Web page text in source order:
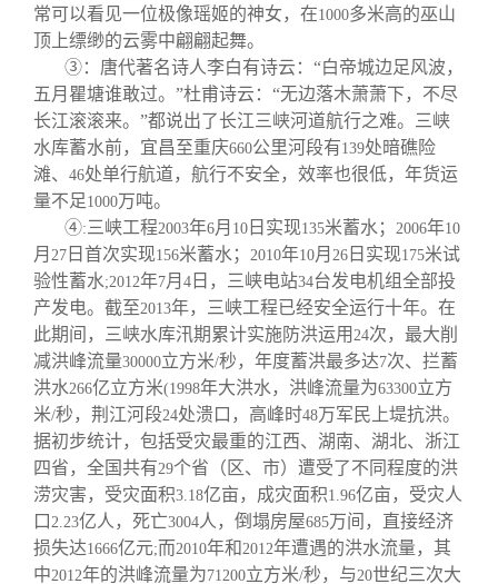
理事会名单
制度法规
常可以看见一位极像瑶姬的神女，在1000多米高的巫山
顶上缥缈的云雾中翩翩起舞。
③：唐代著名诗人李白有诗云：“白帝城边足风波，
五月瞿塘谁敢过。”杜甫诗云：“无边落木萧萧下，不尽
长江滚滚来。”都说出了长江三峡河道航行之难。三峡
水库蓄水前，宜昌至重庆660公里河段有139处暗礁险
滩、 46处单行航道，航行不安全，效率也很低，年货运
量不足 1000万吨。
④: 三峡工程2003年6月 10 日实现135米蓄水； 2006年10
月 27 日首次实现156米蓄水； 2010年10月 26 日实现175米试
验性蓄水;2012年7月 4 日，三峡电站34台发电机组全部投
产发电。截至2013年，三峡工程已经安全运行十年。在
此期间，三峡水库汛期累计实施防洪运用 24次，最大削
减洪峰流量30000立方米/秒，年度蓄洪最多达7次、拦蓄
洪水266亿立方米(1998年大洪水，洪峰流量为63300立方
米/秒，荆江河段24处溃口，高峰时48万军民上堤抗洪。
据初步统计，包括受灾最重的江西、湖南、湖北、浙江
四省，全国共有29个省（区、市）遭受了不同程度的洪
涝灾害，受灾面积3.18亿亩，成灾面积1.96亿亩，受灾人
口 2.23亿人，死亡3004人，倒塌房屋685万间，直接经济
损失达1666亿元;而2010年和2012年遭遇的洪水流量，其
中2012年的洪峰流量为71200立方米/秒，与20世纪三次大